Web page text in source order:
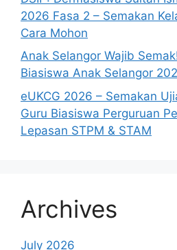
2026 Fasa 2 – Semakan
Cara Mohon
Anak Selangor Wajib
Biasiswa Anak Selangor
eUKCG 2026 – Semakan
Guru Biasiswa Perguruan
Lepasan STPM & STAM
Archives
July 2026